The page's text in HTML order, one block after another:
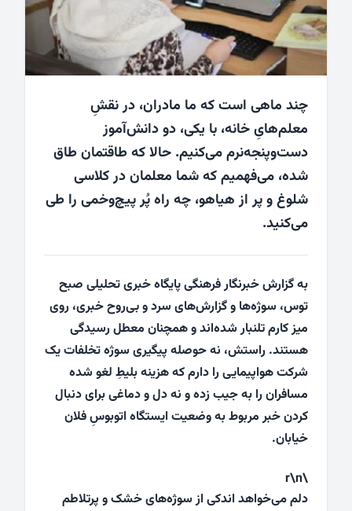
چند ماهی است که ما مادران، در نقشِ
معلم‌هایِ خانه، با یکی، دو دانش‌آموز
دست‌وپنجه‌نرم می‌کنیم. حالا که طاقتمان طاق
شده، می‌فهمیم که شما معلمان در کلاسی
شلوغ و پر از هیاهو، چه راه پُر پیچ‌وخمی را طی
می‌کنید.
به گزارش خبرنگار فرهنگی پایگاه خبری تحلیلی صبح
توس، سوژه‌ها و گزارش‌های سرد و بی‌روح خبری، روی
میز کارم تلنبار شده‌اند و همچنان معطل رسیدگی
هستند. راستش، نه حوصله پیگیری سوژه‌ تخلفات یک
شرکت هواپیمایی را دارم که هزینه بلیطِ لغو شده
مسافران را به جیب زده و نه دل و دماغی برای دنبال
کردن خبر مربوط به وضعیت ایستگاه‌ اتوبوسِ فلان
خیابان.
\r\n
دلم می‌خواهد اندکی از سوژه‌های خشک و پرتلاطم